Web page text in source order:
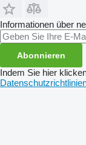
Informationen über
Abonnieren
Indem Sie hier